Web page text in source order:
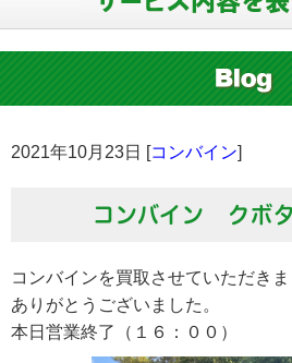
2021年10月23日 [コンバイン]
コンバイン ク
コンバインを買取させていただきま
ありがとうございました。
本日営業終了（１６：００）